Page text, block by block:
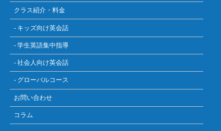
クラス紹介・料金
- キッズ向け英会話
- 学生英語集中指導
- 社会人向け英会話
- グローバルコース
お問い合わせ
コラム